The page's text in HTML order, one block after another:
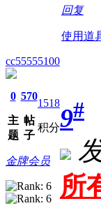
回复
使用道
cc55555100
0
主
题
570
帖
子
1518
积分
金牌会员
9#
所